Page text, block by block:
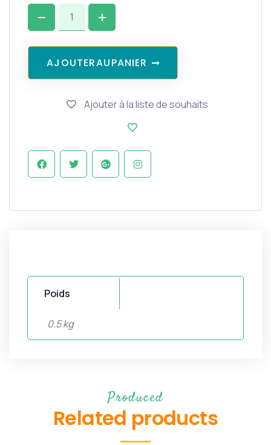
AJ OUTERAUPANIER
Ajouter à la liste de souhaits
Poids
0.5 kg
Produced
Related products